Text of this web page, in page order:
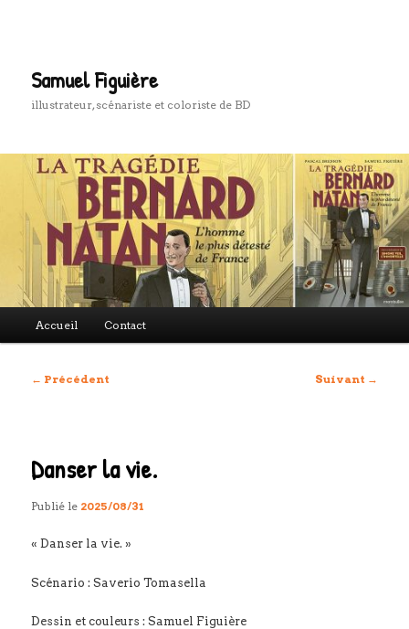
Samuel Figuière
illustrateur, scénariste et coloriste de BD
Accueil Contact
Navigation
← Précédent Suivant →
Danser la vie.
Publié le 2025/08/31
« Danser la vie. »
Scénario : Saverio Tomasella
Dessin et couleurs : Samuel Figuière